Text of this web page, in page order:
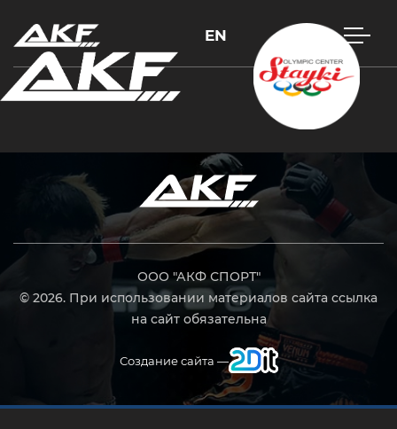
EN
ООО "АКФ СПОРТ"
© 2026. При использовании материалов сайта ссылка
на сайт обязательна
Создание сайта —
Нажмите Enter для поиска или Esc, чтобы закрыть